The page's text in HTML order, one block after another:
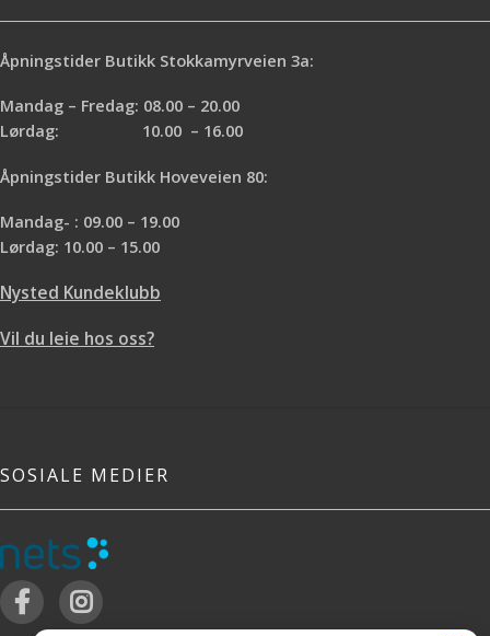
Åpningstider Butikk Stokkamyrveien 3a:
Mandag – Fredag: 08.00 – 20.00
Lørdag: 10.00 – 16.00
Åpningstider Butikk Hoveveien 80:
Mandag- : 09.00 – 19.00
Lørdag: 10.00 – 15.00
Nysted Kundeklubb
Vil du leie hos oss?
SOSIALE MEDIER